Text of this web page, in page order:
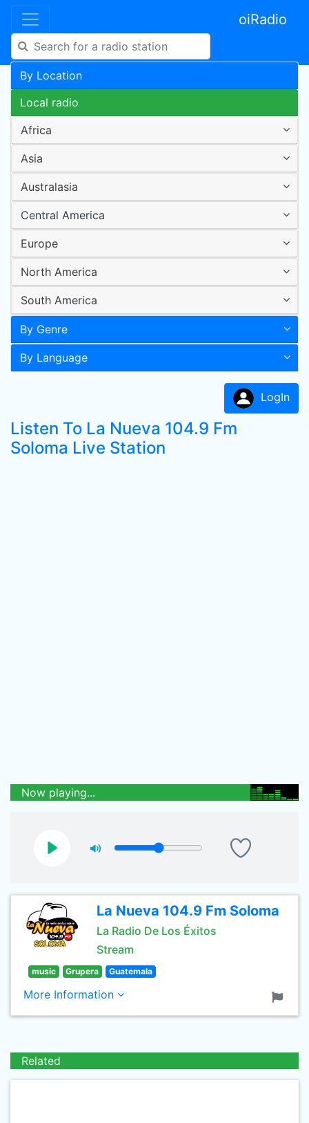
oiRadio
By Location
Local radio
Africa
Asia
Australasia
Central America
Europe
North America
South America
By Genre
By Language
LogIn
Listen To La Nueva 104.9 Fm
Soloma Live Station
Now playing...
La Nueva 104.9 Fm Soloma
La Radio De Los Éxitos
Stream
music Grupera Guatemala
More Information
Related